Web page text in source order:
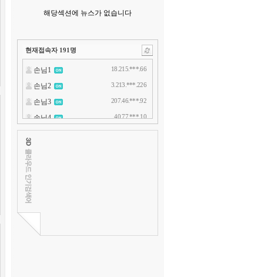
해당섹션에 뉴스가 없습니다
현재접속자 191 명